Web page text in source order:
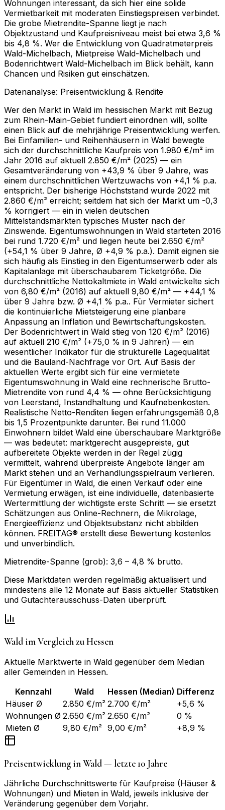
Wohnungen interessant, da sich hier eine solide
Vermietbarkeit mit moderaten Einstiegspreisen verbindet.
Die grobe Mietrendite-Spanne liegt je nach
Objektzustand und Kaufpreisniveau meist bei etwa 3,6 %
bis 4,8 %. Wer die Entwicklung von Quadratmeterpreis
Wald-Michelbach, Mietpreise Wald-Michelbach und
Bodenrichtwert Wald-Michelbach im Blick behält, kann
Chancen und Risiken gut einschätzen.
Datenanalyse: Preisentwicklung & Rendite
Wer den Markt in Wald im hessischen Markt mit Bezug
zum Rhein-Main-Gebiet fundiert einordnen will, sollte
einen Blick auf die mehrjährige Preisentwicklung werfen.
Bei Einfamilien- und Reihenhäusern in Wald bewegte
sich der durchschnittliche Kaufpreis von 1.980 €/m² im
Jahr 2016 auf aktuell 2.850 €/m² (2025) — ein
Gesamtveränderung von +43,9 % über 9 Jahre, was
einem durchschnittlichen Wertzuwachs von +4,1 % p.a.
entspricht. Der bisherige Höchststand wurde 2022 mit
2.860 €/m² erreicht; seitdem hat sich der Markt um -0,3
% korrigiert — ein in vielen deutschen
Mittelstandsmärkten typisches Muster nach der
Zinswende. Eigentumswohnungen in Wald starteten 2016
bei rund 1.720 €/m² und liegen heute bei 2.650 €/m²
(+54,1 % über 9 Jahre, Ø +4,9 % p.a.). Damit eignen sie
sich häufig als Einstieg in den Eigentumserwerb oder als
Kapitalanlage mit überschaubarem Ticketgröße. Die
durchschnittliche Nettokaltmiete in Wald entwickelte sich
von 6,80 €/m² (2016) auf aktuell 9,80 €/m² — +44,1 %
über 9 Jahre bzw. Ø +4,1 % p.a.. Für Vermieter sichert
die kontinuierliche Mietsteigerung eine planbare
Anpassung an Inflation und Bewirtschaftungskosten.
Der Bodenrichtwert in Wald stieg von 120 €/m² (2016)
auf aktuell 210 €/m² (+75,0 % in 9 Jahren) — ein
wesentlicher Indikator für die strukturelle Lagequalität
und die Bauland-Nachfrage vor Ort. Auf Basis der
aktuellen Werte ergibt sich für eine vermietete
Eigentumswohnung in Wald eine rechnerische Brutto-
Mietrendite von rund 4,4 % — ohne Berücksichtigung
von Leerstand, Instandhaltung und Kaufnebenkosten.
Realistische Netto-Renditen liegen erfahrungsgemäß 0,8
bis 1,5 Prozentpunkte darunter. Bei rund 11.000
Einwohnern bildet Wald eine überschaubare Marktgröße
— was bedeutet: marktgerecht ausgepreiste, gut
aufbereitete Objekte werden in der Regel zügig
vermittelt, während überpreiste Angebote länger am
Markt stehen und an Verhandlungsspielraum verlieren.
Für Eigentümer in Wald, die einen Verkauf oder eine
Vermietung erwägen, ist eine individuelle, datenbasierte
Wertermittlung der wichtigste erste Schritt — sie ersetzt
Schätzungen aus Online-Rechnern, die Mikrolage,
Energieeffizienz und Objektsubstanz nicht abbilden
können. FREITAG® erstellt diese Bewertung kostenlos
und unverbindlich.
Mietrendite-Spanne (grob): 3,6 – 4,8 % brutto.
Diese Marktdaten werden regelmäßig aktualisiert und
mindestens alle 12 Monate auf Basis aktueller Statistiken
und Gutachterausschuss-Daten überprüft.
Wald im Vergleich zuHessen
Aktuelle Marktwerte in Wald gegenüber dem Median
aller Gemeinden in Hessen.
Kennzahl
Wald Hessen (Median) Differenz
Häuser Ø
2.850 €/m² 2.700 €/m²
+5,6 %
Wohnungen Ø 2.650 €/m² 2.650 €/m²
0 %
Mieten Ø
9,80 €/m² 9,00 €/m² +8,9 %
Preisentwicklung inWald— letzte 10 Jahre
Jährliche Durchschnittswerte für Kaufpreise (Häuser &
Wohnungen) und Mieten in Wald, jeweils inklusive der
Veränderung gegenüber dem Vorjahr.